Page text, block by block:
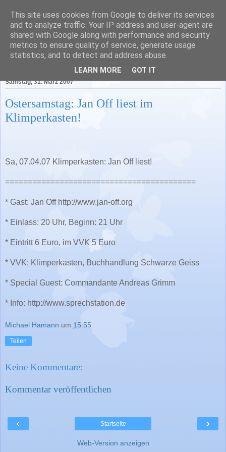
Literatur in Baden-
Württemberg
Samstag, 31. März 2007
Ostersamstag: Jan Off liest im
Klimperkasten!
Sa, 07.04.07 Klimperkasten: Jan Off liest!
==========================================
* Gast: Jan Off http://www.jan-off.org
* Einlass: 20 Uhr, Beginn: 21 Uhr
* Eintritt 6 Euro, im VVK 5 Euro
* VVK: Klimperkasten, Buchhandlung Schwarze Geiss
* Special Guest: Commandante Andreas Grimm
* Info: http://www.sprechstation.de
Michael Hamann um 15:55
Teilen
Keine Kommentare:
Kommentar veröffentlichen
‹ ›
Startseite
Web-Version anzeigen
This site uses cookies from Google to deliver its services
and to analyze traffic. Your IP address and user-agent are
shared with Google along with performance and security
metrics to ensure quality of service, generate usage
statistics, and to detect and address abuse.
LEARN MORE GOT IT